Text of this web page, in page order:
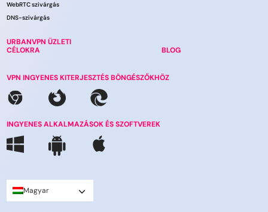
WebRTC szivárgás
DNS-szivárgás
URBANVPN ÜZLETI
CÉLOKRA
BLOG
VPN INGYENES KITERJESZTÉS BÖNGÉSZŐKHÖZ
INGYENES ALKALMAZÁSOK ÉS SZOFTVEREK
Magyar